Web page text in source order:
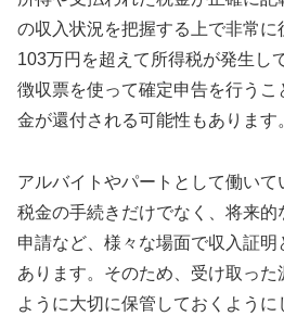
の収入状況を把握する上で非常
103万円を超えて所得税が発生し
徴収票を使って確定申告を行う
金が還付される可能性もあります
アルバイトやパートとして働い
税金の手続きだけでなく、将来
申請など、様々な場面で収入証
あります。そのため、受け取っ
ように大切に保管しておくように